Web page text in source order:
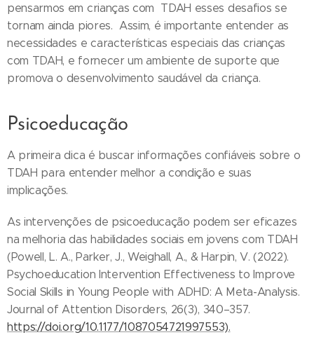
pensarmos em crianças com TDAH esses desafios se
tornam ainda piores. Assim, é importante entender as
necessidades e características especiais das crianças
com TDAH, e fornecer um ambiente de suporte que
promova o desenvolvimento saudável da criança.
Psicoeducação
A primeira dica é buscar informações confiáveis sobre o
TDAH para entender melhor a condição e suas
implicações.
As intervenções de psicoeducação podem ser eficazes
na melhoria das habilidades sociais em jovens com TDAH
(Powell, L. A., Parker, J., Weighall, A., & Harpin, V. (2022).
Psychoeducation Intervention Effectiveness to Improve
Social Skills in Young People with ADHD: A Meta-Analysis.
Journal of Attention Disorders, 26(3), 340–357.
https://doi.org/10.1177/1087054721997553).